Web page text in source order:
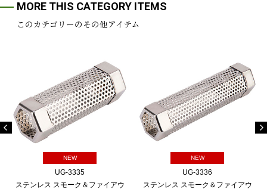
MORE THIS CATEGORY ITEMS
このカテゴリーのその他アイテム
NEW
UG-3335
ステンレス スモーク＆ファイアウ
NEW
UG-3336
ステンレス スモーク＆ファイアウ